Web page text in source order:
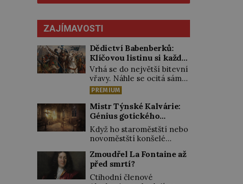
ZAJÍMAVOSTI
Dědictví Babenberků:
Klíčovou listinu si každý
vykládal po svém
Vrhá se do největší bitevní
vřavy. Náhle se ocitá sám
uprostřed nepřátel. Nikdo
z jeho věrných si toho ani
nepovšiml. Rakouský
vévoda Fridrich II. padne
15. června 1246 při střetu s
Uhry na Litavě. „Tvrdý
muž, statečný v boji, v
úsudku přísný a krutý,
chtivý pokladů, šířil
takovou hrůzu mezi svými i
v sousedství, že […]
PREMIUM
Mistr Týnské Kalvárie:
Génius gotického
řezbářství působil v
Praze
Když ho staroměstští nebo
novoměstští konšelé
velmi zdvořile zdraví. Jeho
práce si nesmírně váží.
Ostatně řezbář, známý
Zmoudřel La Fontaine až
před smrtí?
Ctihodní členové